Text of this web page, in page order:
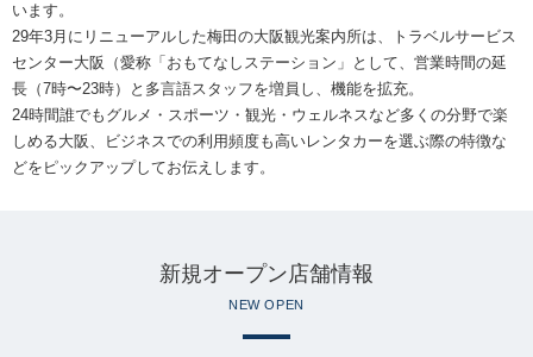
います。
29年3月にリニューアルした梅田の大阪観光案内所は、トラベルサービス
センター大阪（愛称「おもてなしステーション」として、営業時間の延
長（7時〜23時）と多言語スタッフを増員し、機能を拡充。
24時間誰でもグルメ・スポーツ・観光・ウェルネスなど多くの分野で楽
しめる大阪、ビジネスでの利用頻度も高いレンタカーを選ぶ際の特徴な
どをピックアップしてお伝えします。
新規オープン店舗情報
NEW OPEN